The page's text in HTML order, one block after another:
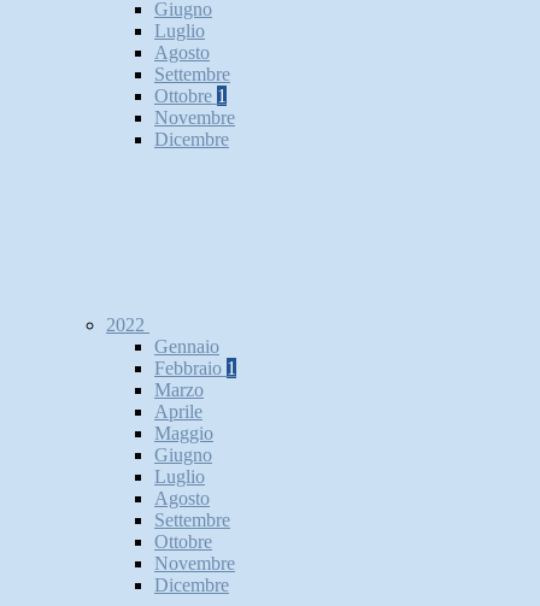
Giugno
Luglio
Agosto
Settembre
Ottobre 1
Novembre
Dicembre
2022
Gennaio
Febbraio 1
Marzo
Aprile
Maggio
Giugno
Luglio
Agosto
Settembre
Ottobre
Novembre
Dicembre